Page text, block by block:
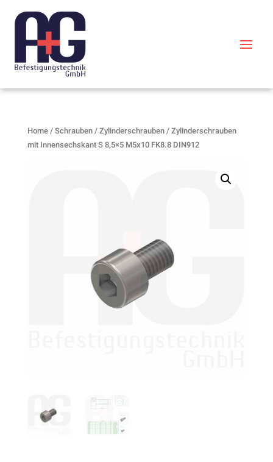
Home/ Schrauben/ Zylinderschrauben/ Zylinderschrauben
mit Innensechskant S 8,5×5 M5x10 FK8.8 DIN912